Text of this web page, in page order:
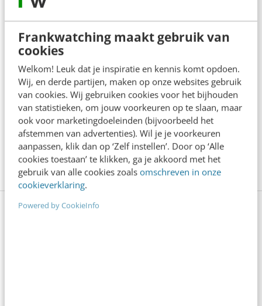
Frankwatching maakt gebruik van
cookies
Welkom! Leuk dat je inspiratie en kennis komt opdoen.
Wij, en derde partijen, maken op onze websites gebruik
van cookies. Wij gebruiken cookies voor het bijhouden
van statistieken, om jouw voorkeuren op te slaan, maar
ook voor marketingdoeleinden (bijvoorbeeld het
afstemmen van advertenties). Wil je je voorkeuren
aanpassen, klik dan op ‘Zelf instellen’. Door op ‘Alle
cookies toestaan’ te klikken, ga je akkoord met het
gebruik van alle cookies zoals omschreven in onze
cookieverklaring.
Powered by CookieInfo
dienst door je feedback te geven.
Tot slot ben ik benieuwd naar jullie mening over
gerichte aanpak kans van slagen in de volle
markt van relatiewebsites? Kennen jullie zelf
andere nieuwe diensten of cases die ook van
deze principes gebruik maken? Laat het ons
weten in de reacties onder dit artikel!